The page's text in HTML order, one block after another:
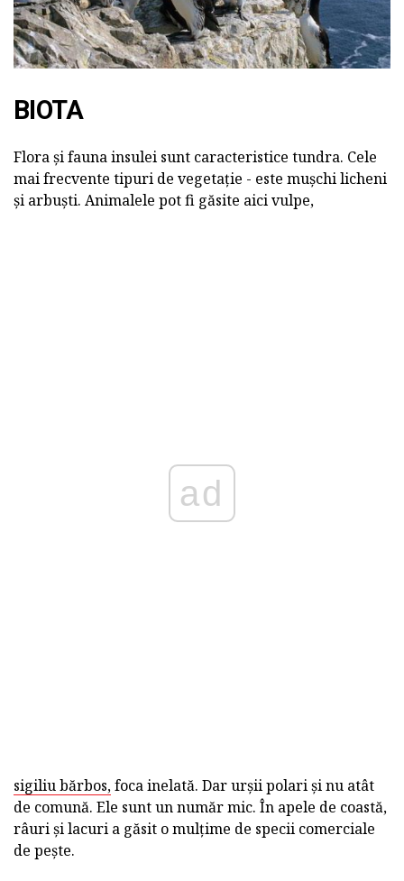
BIOTA
Flora și fauna insulei sunt caracteristice tundra. Cele
mai frecvente tipuri de vegetație - este mușchi licheni
și arbuști. Animalele pot fi găsite aici vulpe,
ad
sigiliu bărbos,foca inelată. Dar urșii polari și nu atât
de comună. Ele sunt un număr mic. În apele de coastă,
râuri și lacuri a găsit o mulțime de specii comerciale
de pește.